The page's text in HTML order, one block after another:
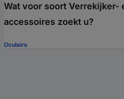
Wat voor soort Verrekijker-
accessoires zoekt u?
Oculairs